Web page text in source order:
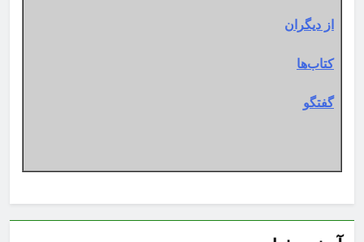
از دیگران
کتاب‌ها
گفتگو